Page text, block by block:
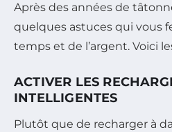
Après des années de
quelques astuces qui vous
temps et de l’argent. Voici
ACTIVER LES
INTELLIGENTES
Plutôt que de recharger à